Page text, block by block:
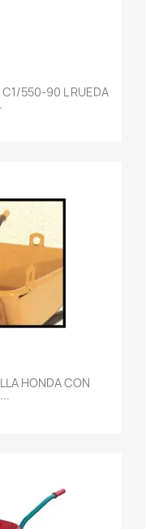
C1/550-90 L RUEDA
HONDA CON